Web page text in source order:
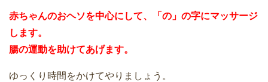
赤ちゃんのおヘソを中心にして、「の」の字にマッサージ
します。
腸の運動を助けてあげます。
ゆっくり時間をかけてやりましょう。